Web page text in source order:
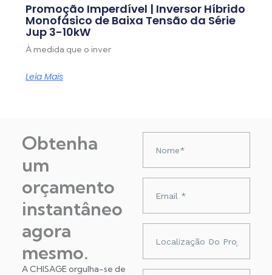
Promoção Imperdível | Inversor Híbrido
Monofásico de Baixa Tensão da Série
Jup 3-10kW
À medida que o inver
Leia Mais
Obtenha
um
orçamento
instantâneo
agora
mesmo.
A CHISAGE orgulha-se de